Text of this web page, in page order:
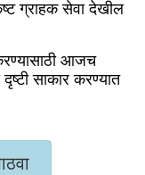
ग्राहक सेवा देखील
आजच
साकार करण्यात